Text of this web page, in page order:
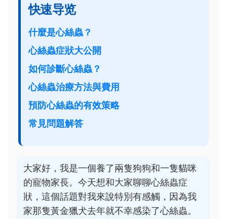
快速导览
什麼是心絲蟲？
心絲蟲症狀大公開
如何診斷心絲蟲？
心絲蟲治療方法與費用
預防心絲蟲的有效策略
常見問題解答
大家好，我是一個養了兩隻狗狗和一隻貓咪
的寵物家長。今天想和大家聊聊心絲蟲症
狀，這個話題對我來說特別有感觸，因為我
家那隻黃金獵犬去年就不幸感染了心絲蟲。